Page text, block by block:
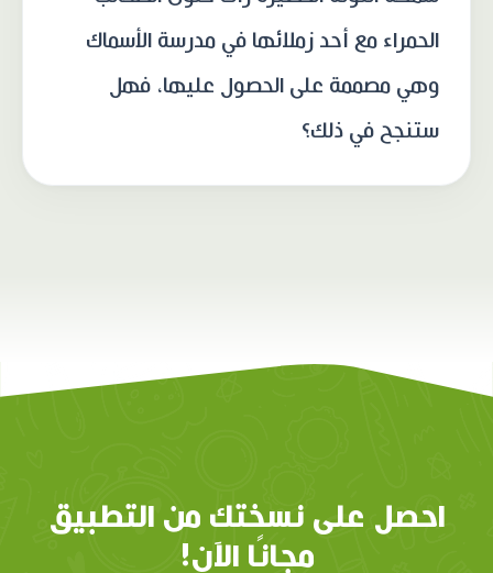
الحمراء مع أحد زملائها في مدرسة الأسماك
وهي مصممة على الحصول عليها، فهل
ستنجح في ذلك؟
احصل على نسختك من التطبيق
مجانًا الآن!